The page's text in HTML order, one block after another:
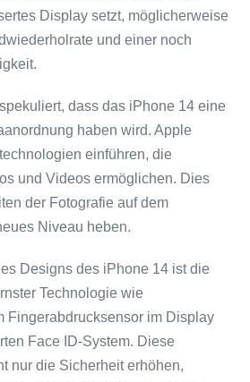
Display setzt, möglicherweise
und einer noch
dass das iPhone 14 eine
haben wird. Apple
einführen, die
und Videos ermöglichen. Dies
der Fotografie auf dem
Niveau heben.
Designs des iPhone 14 ist die
Technologie wie
Fingerabdrucksensor im Display
Face ID-System. Diese
nur die Sicherheit erhöhen,